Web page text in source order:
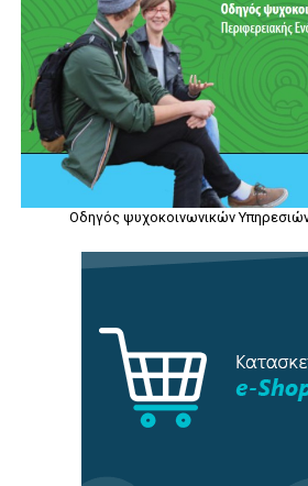
Οδηγός ψυχοκοινωνικών